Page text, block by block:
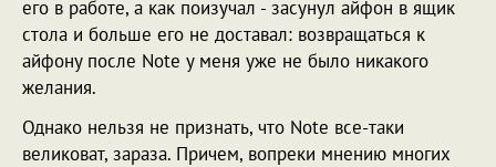
его в работе, а как поизучал - засунул айфон в ящик
стола и больше его не доставал: возвращаться к
айфону после Note у меня уже не было никакого
желания.
Однако нельзя не признать, что Note все-таки
великоват, зараза. Причем, вопреки мнению многих